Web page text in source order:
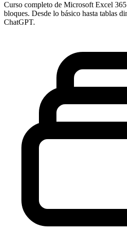
Curso completo de Microsoft Excel
bloques. Desde lo básico hasta tablas
ChatGPT.